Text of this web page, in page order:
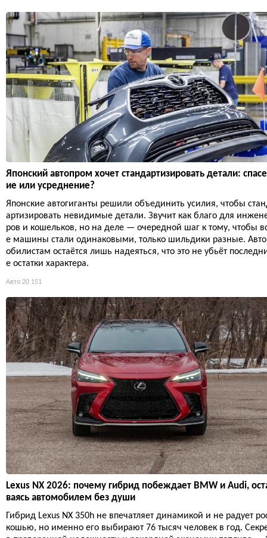
Японский автопром хочет стандартизировать детали:
ие или усреднение?
Японские автогиганты решили объединить усилия, чтобы
артизировать невидимые детали. Звучит как благо для
ров и кошельков, но на деле — очередной шаг к тому, чтобы
е машины стали одинаковыми, только шильдики разные.
обилистам остаётся лишь надеяться, что это не убьёт
е остатки характера.
Авто 20 151
Lexus NX 2026: почему гибрид побеждает BMW и Audi,
ваясь автомобилем без души
Гибрид Lexus NX 350h не впечатляет динамикой и не радует
кошью, но именно его выбирают 76 тысяч человек в год.